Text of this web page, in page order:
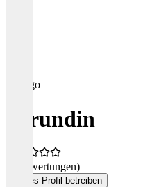
Hirundin
(0 Bewertungen)
Dieses Profil betreiben